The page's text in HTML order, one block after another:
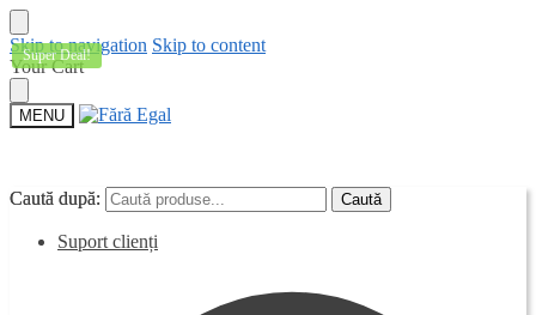
Skip to navigation Skip to content
Your Cart
MENU
Caută după: Caută
Suport clienți
Caută după: Caută
Super Deal!